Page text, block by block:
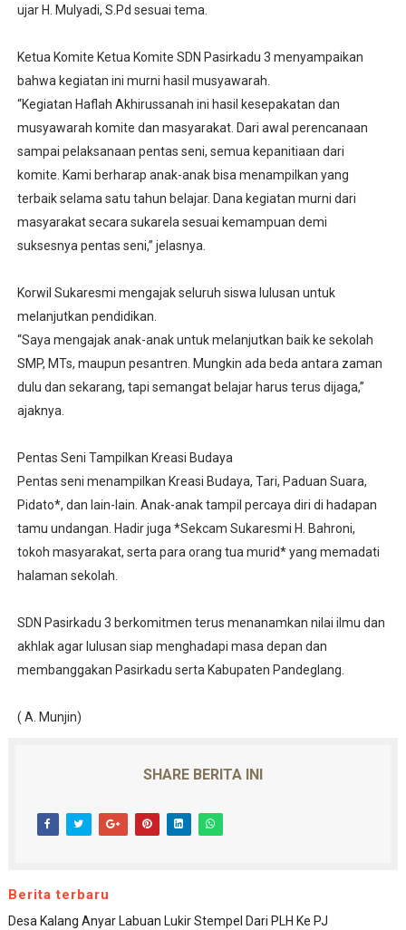
ujar H. Mulyadi, S.Pd sesuai tema.
Ketua Komite Ketua Komite SDN Pasirkadu 3 menyampaikan
bahwa kegiatan ini murni hasil musyawarah.
“Kegiatan Haflah Akhirussanah ini hasil kesepakatan dan
musyawarah komite dan masyarakat. Dari awal perencanaan
sampai pelaksanaan pentas seni, semua kepanitiaan dari
komite. Kami berharap anak-anak bisa menampilkan yang
terbaik selama satu tahun belajar. Dana kegiatan murni dari
masyarakat secara sukarela sesuai kemampuan demi
suksesnya pentas seni,” jelasnya.
Korwil Sukaresmi mengajak seluruh siswa lulusan untuk
melanjutkan pendidikan.
“Saya mengajak anak-anak untuk melanjutkan baik ke sekolah
SMP, MTs, maupun pesantren. Mungkin ada beda antara zaman
dulu dan sekarang, tapi semangat belajar harus terus dijaga,”
ajaknya.
Pentas Seni Tampilkan Kreasi Budaya
Pentas seni menampilkan Kreasi Budaya, Tari, Paduan Suara,
Pidato*, dan lain-lain. Anak-anak tampil percaya diri di hadapan
tamu undangan. Hadir juga *Sekcam Sukaresmi H. Bahroni,
tokoh masyarakat, serta para orang tua murid* yang memadati
halaman sekolah.
SDN Pasirkadu 3 berkomitmen terus menanamkan nilai ilmu dan
akhlak agar lulusan siap menghadapi masa depan dan
membanggakan Pasirkadu serta Kabupaten Pandeglang.
( A. Munjin)
SHARE BERITA INI
Berita terbaru
Desa Kalang Anyar Labuan Lukir Stempel Dari PLH Ke PJ